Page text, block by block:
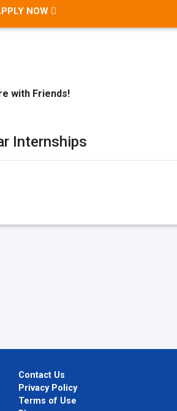
NOW
with Friends!
Internships
Contact Us
Privacy Policy
Terms of Use